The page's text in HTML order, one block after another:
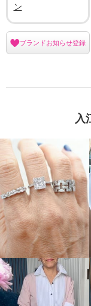
ン
ブランドお知らせ登録
入